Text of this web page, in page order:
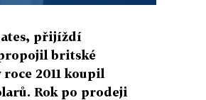
přijíždí
britské
2011 koupil
Rok po prodeji